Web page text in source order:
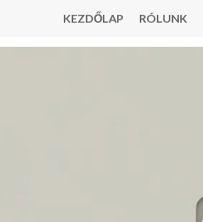
KEZDŐLAP RÓLUNK